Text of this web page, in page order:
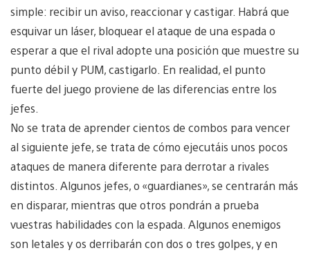
simple: recibir un aviso, reaccionar y castigar. Habrá que
esquivar un láser, bloquear el ataque de una espada o
esperar a que el rival adopte una posición que muestre su
punto débil y PUM, castigarlo. En realidad, el punto
fuerte del juego proviene de las diferencias entre los
jefes.
No se trata de aprender cientos de combos para vencer
al siguiente jefe, se trata de cómo ejecutáis unos pocos
ataques de manera diferente para derrotar a rivales
distintos. Algunos jefes, o «guardianes», se centrarán más
en disparar, mientras que otros pondrán a prueba
vuestras habilidades con la espada. Algunos enemigos
son letales y os derribarán con dos o tres golpes, y en